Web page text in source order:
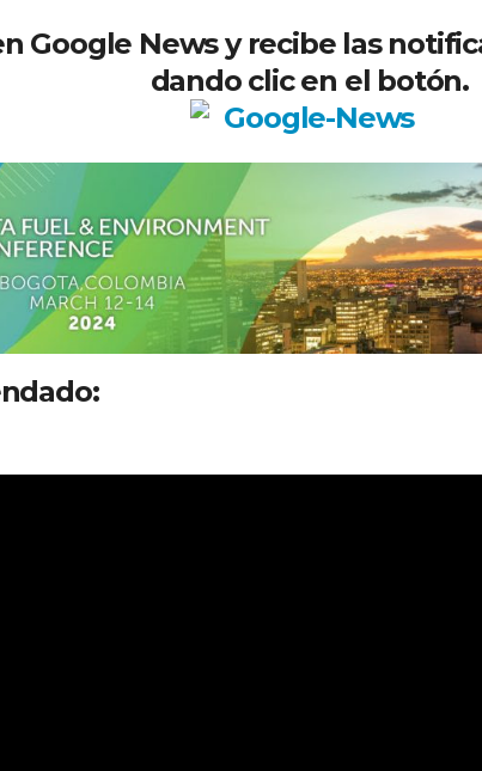
Google News y recibe las
dando clic en el botón.
Clic lanza oferta en